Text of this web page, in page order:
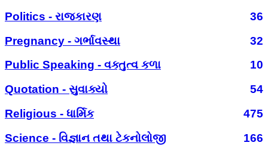
Politics - રાજકારણ
36
Pregnancy - ગર્ભાવસ્થા
32
Public Speaking - વક્તુત્વ કળા
10
Quotation - સુવાક્યો
54
Religious - ધાર્મિક
475
Science - વિજ્ઞાન તથા ટેકનોલોજી
166